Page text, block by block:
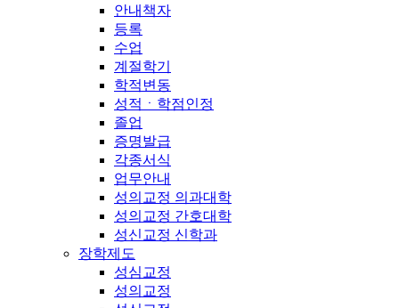
안내책자
등록
수업
계절학기
학적변동
성적ㆍ학점인정
졸업
증명발급
각종서식
업무안내
성의교정 의과대학
성의교정 간호대학
성신교정 신학과
장학제도
성심교정
성의교정